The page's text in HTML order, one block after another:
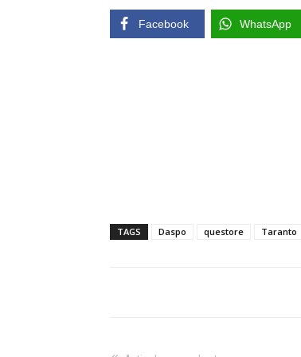
Facebook WhatsApp
TAGS Daspo questore Taranto